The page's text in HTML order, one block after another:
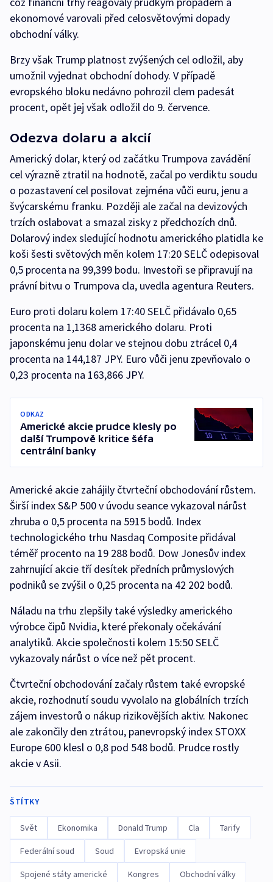
ekonomové varovali před celosvětovými dopady
obchodní války.
Brzy však Trump platnost zvýšených cel odložil, aby
umožnil vyjednat obchodní dohody. V případě
evropského bloku nedávno pohrozil clem padesát
procent, opět jej však odložil do 9. července.
Odezva dolaru a akcií
Americký dolar, který od začátku Trumpova zavádění
cel výrazně ztratil na hodnotě, začal po verdiktu soudu
o pozastavení cel posilovat zejména vůči euru, jenu a
švýcarskému franku. Později ale začal na devizových
trzích oslabovat a smazal zisky z předchozích dnů.
Dolarový index sledující hodnotu amerického platidla ke
koši šesti světových měn kolem 17:20 SELČ odepisoval
0,5 procenta na 99,399 bodu. Investoři se připravují na
právní bitvu o Trumpova cla, uvedla agentura Reuters.
Euro proti dolaru kolem 17:40 SELČ přidávalo 0,65
procenta na 1,1368 amerického dolaru. Proti
japonskému jenu dolar ve stejnou dobu ztrácel 0,4
procenta na 144,187 JPY. Euro vůči jenu zpevňovalo o
0,23 procenta na 163,866 JPY.
ODKAZ
Americké akcie prudce klesly po
další Trumpově kritice šéfa
centrální banky
Americké akcie zahájily čtvrteční obchodování růstem.
Širší index S&P 500 v úvodu seance vykazoval nárůst
zhruba o 0,5 procenta na 5915 bodů. Index
technologického trhu Nasdaq Composite přidával
téměř procento na 19 288 bodů. Dow Jonesův index
zahrnující akcie tří desítek předních průmyslových
podniků se zvýšil o 0,25 procenta na 42 202 bodů.
Náladu na trhu zlepšily také výsledky amerického
výrobce čipů Nvidia, které překonaly očekávání
analytiků. Akcie společnosti kolem 15:50 SELČ
vykazovaly nárůst o více než pět procent.
Čtvrteční obchodování začaly růstem také evropské
akcie, rozhodnutí soudu vyvolalo na globálních trzích
zájem investorů o nákup rizikovějších aktiv. Nakonec
ale zakončily den ztrátou, panevropský index STOXX
Europe 600 klesl o 0,8 pod 548 bodů. Prudce rostly
akcie v Asii.
ŠTÍTKY
Svět Ekonomika Donald Trump Cla Tarify
Federální soud Soud Evropská unie
Spojené státy americké Kongres Obchodní války